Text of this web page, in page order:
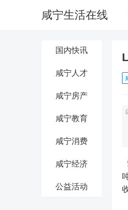
咸宁生活在线
国内快讯
咸宁人才
咸宁房产
咸宁教育
咸宁消费
咸宁经济
公益活动